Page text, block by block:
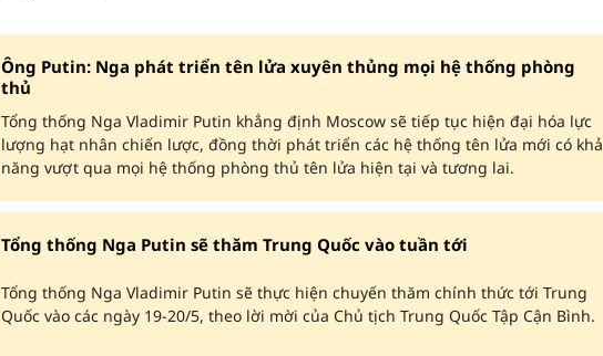
Ông Putin: Nga phát triển tên lửa xuyên thủng mọi hệ thống phòng
thủ
Tổng thống Nga Vladimir Putin khẳng định Moscow sẽ tiếp tục hiện đại hóa lực
lượng hạt nhân chiến lược, đồng thời phát triển các hệ thống tên lửa mới có khả
năng vượt qua mọi hệ thống phòng thủ tên lửa hiện tại và tương lai.
Tổng thống Nga Putin sẽ thăm Trung Quốc vào tuần tới
Tổng thống Nga Vladimir Putin sẽ thực hiện chuyến thăm chính thức tới Trung
Quốc vào các ngày 19-20/5, theo lời mời của Chủ tịch Trung Quốc Tập Cận Bình.